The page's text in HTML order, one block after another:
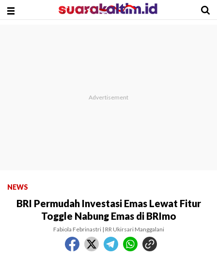
NEWS
BRI Permudah Investasi Emas Lewat Fitur
Toggle Nabung Emas di BRImo
Fabiola Febrinastri | RR Ukirsari Manggalani